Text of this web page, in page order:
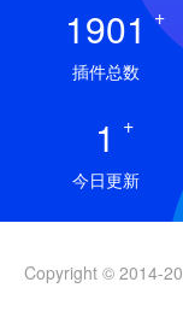
1901 +
插件总数
1 +
今日更新
Copyright © 2014-